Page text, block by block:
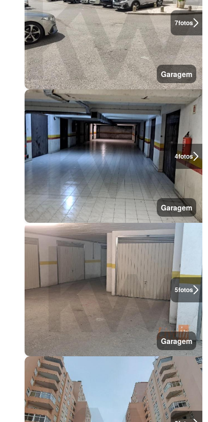
7fotos
Garagem
4fotos
Garagem
5fotos
Garagem